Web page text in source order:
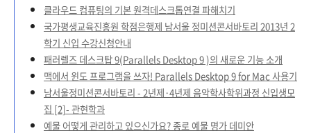
클라우드 컴퓨팅의 기본 원격데스크톱연결 파해치기
국가평생교육진흥원 학점은행제 남서울 정미션콘서바토리 2013년 2
학기 신입 수강신청안내
패러렐즈 데스크탑 9(Parallels Desktop 9 )의 새로운 기능 소개
맥에서 윈도 프로그램을 쓰자! Parallels Desktop 9 for Mac 사용기
남서울정미션콘서바토리 - 2년제·4년제 음악학사학위과정 신입생모
집 [2]- 관현학과
예물 어떻게 관리하고 있으신가요? 종로 예물 명가 데미안